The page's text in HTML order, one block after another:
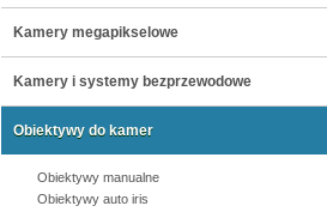
Kamery megapikselowe
Kamery i systemy bezprzewodowe
Obiektywy do kamer
Obiektywy manualne
Obiektywy auto iris